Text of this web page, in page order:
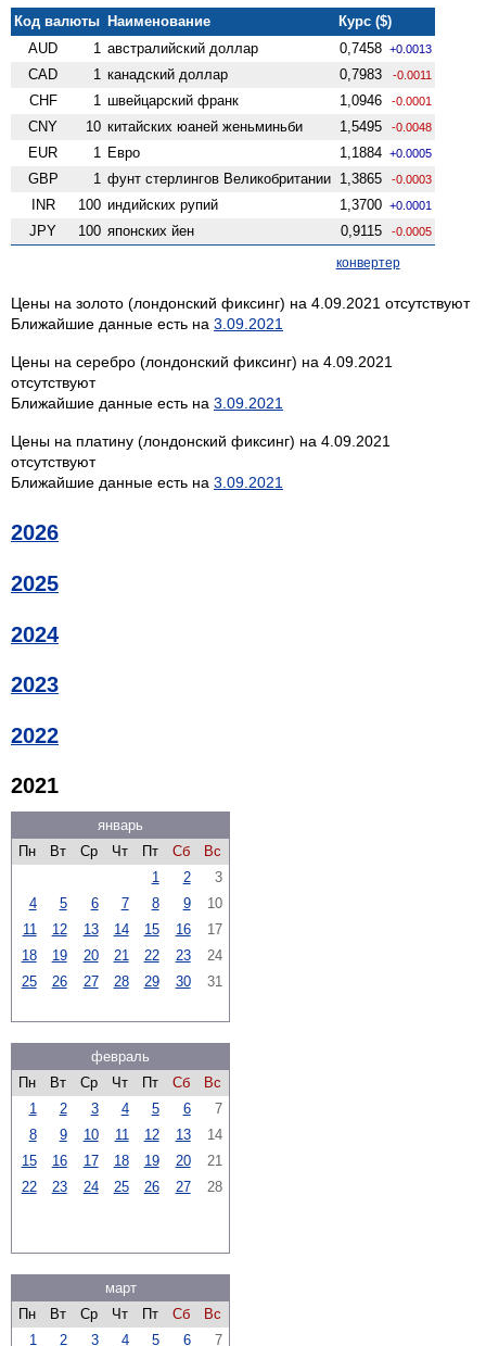
Код валюты Наименование
Курс ($)
AUD
1 австралийский доллар 0,7458 +0.0013
CAD 1 канадский доллар 0,7983 -0.0011
CHF 1 швейцарский франк 1,0946 -0.0001
CNY 10 китайских юаней женьминьби 1,5495 -0.0048
EUR 1 Евро 1,1884 +0.0005
GBP 1 фунт стерлингов Велико­британии 1,3865 -0.0003
INR 100 индийских рупий 1,3700 +0.0001
JPY 100 японских йен 0,9115 -0.0005
конвертер
Цены на золото (лондонский фиксинг) на 4.09.2021 отсутствуют
Ближайшие данные есть на 3.09.2021
Цены на серебро (лондонский фиксинг) на 4.09.2021
отсутствуют
Ближайшие данные есть на 3.09.2021
Цены на платину (лондонский фиксинг) на 4.09.2021
отсутствуют
Ближайшие данные есть на 3.09.2021
2026
2025
2024
2023
2022
2021
январь
Пн
Вт Ср Чт Пт Сб
Вс
1
2
3
4
5 6 7 8 9
10
11
12 13 14 15 16
17
18
19 20 21 22 23
24
25
26 27 28 29 30 31
февраль
Пн
Вт Ср Чт Пт Сб
Вс
1
2 3 4 5 6
7
8
9 10 11 12 13
14
15
16 17 18 19 20
21
22
23 24 25 26 27 28
март
Пн
Вт Ср Чт Пт Сб
Вс
1
2 3 4 5 6
7